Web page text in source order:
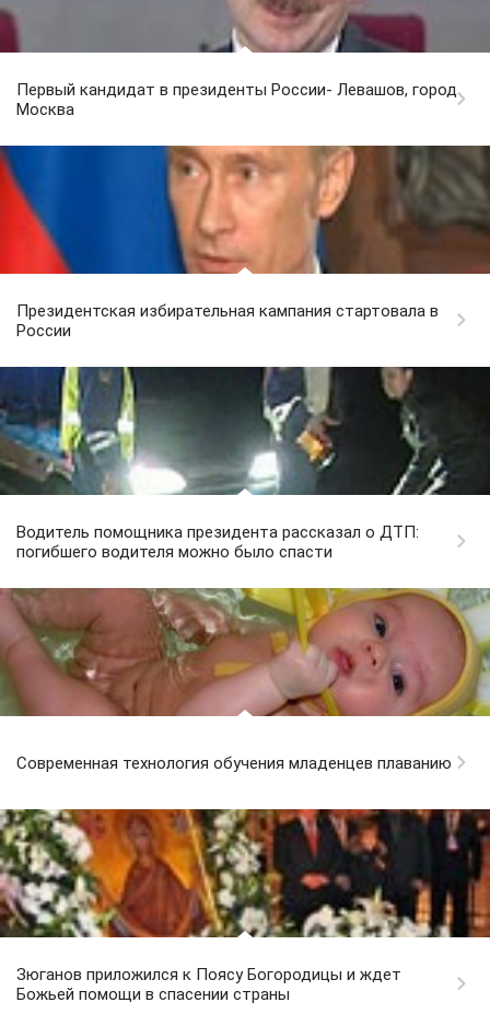
Первый кандидат в президенты России- Левашов, город
Москва
Президентская избирательная кампания стартовала в
России
Водитель помощника президента рассказал о ДТП:
погибшего водителя можно было спасти
Современная технология обучения младенцев плаванию
Зюганов приложился к Поясу Богородицы и ждет
Божьей помощи в спасении страны